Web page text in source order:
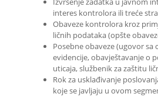
interes kontrolora ili treće
Obaveze kontrolora kroz
ličnih podataka (opšte
Posebne obaveze (ugovor sa
evidencije, obavještavanje o
uticaja, službenik za zaštitu
Rok za usklađivanje
koje se javljaju u ovom